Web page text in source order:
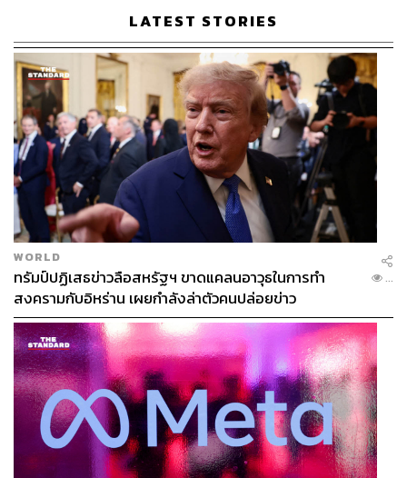
LATEST STORIES
WORLD
ทรัมป์ปฏิเสธข่าวลือสหรัฐฯ ขาดแคลนอาวุธในการทำ
สงครามกับอิหร่าน เผยกำลังล่าตัวคนปล่อยข่าว
...